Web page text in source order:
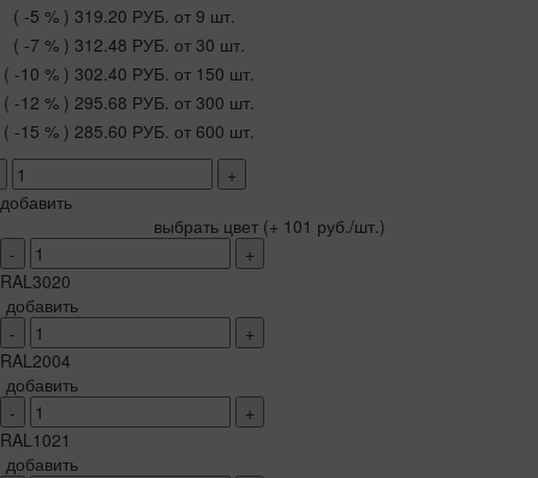
( -5 % ) 319.20 РУБ. от 9 шт.
( -7 % ) 312.48 РУБ. от 30 шт.
( -10 % ) 302.40 РУБ. от 150 шт.
( -12 % ) 295.68 РУБ. от 300 шт.
( -15 % ) 285.60 РУБ. от 600 шт.
+
добавить
выбрать цвет (+ 101 руб./шт.)
-
+
RAL3020
добавить
-
+
RAL2004
добавить
-
+
RAL1021
добавить